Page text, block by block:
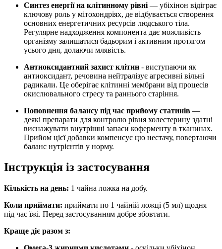
Синтез енергії на клітинному рівні — убіхінон відіграє
ключову роль у мітохондріях, де відбувається створення
основних енергетичних ресурсів людського тіла.
Регулярне надходження компонента дає можливість
організму залишатися бадьорим і активним протягом
усього дня, долаючи млявість.
Антиоксидантний захист клітин - виступаючи як
антиоксидант, речовина нейтралізує агресивні вільні
радикали. Це оберігає клітинні мембрани від процесів
окислювального стресу та раннього старіння.
Поповнення балансу під час прийому статинів —
деякі препарати для контролю рівня холестерину здатні
виснажувати внутрішні запаси коферменту в тканинах.
Прийом цієї добавки компенсує цю нестачу, повертаючи
баланс нутрієнтів у норму.
Інструкція із застосування
Кількість на день: 1 чайна ложка на добу.
Коли приймати: приймати по 1 чайній ложці (5 мл) щодня
під час їжі. Перед застосуванням добре збовтати.
Краще діє разом з: